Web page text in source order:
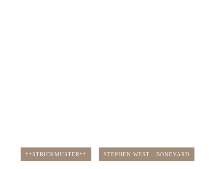
**STRICKMUSTER** STEPHEN WEST - BONEYARD